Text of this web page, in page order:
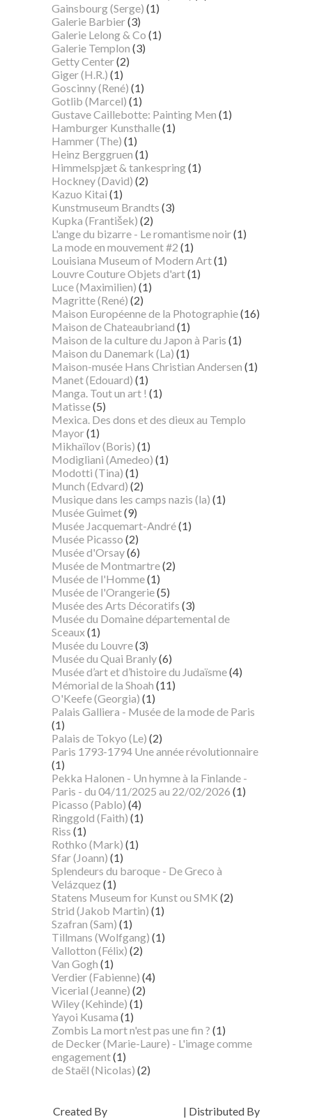
Gainsbourg (Serge) (1)
Galerie Barbier(3)
Galerie Lelong & Co (1)
Galerie Templon (3)
Getty Center(2)
Giger (H.R.) (1)
Goscinny (René) (1)
Gotlib (Marcel) (1)
Gustave Caillebotte: Painting Men (1)
Hamburger Kunsthalle(1)
Hammer (The) (1)
Heinz Berggruen (1)
Himmelspjæt & tankespring(1)
Hockney (David) (2)
Kazuo Kitai (1)
Kunstmuseum Brandts (3)
Kupka (František) (2)
L'ange du bizarre - Le romantisme noir(1)
La mode en mouvement #2 (1)
Louisiana Museum of Modern Art(1)
Louvre Couture Objets d'art(1)
Luce (Maximilien) (1)
Magritte (René) (2)
Maison Européenne de la Photographie(16)
Maison de Chateaubriand (1)
Maison de la culture du Japon à Paris (1)
Maison du Danemark (La) (1)
Maison-musée Hans Christian Andersen (1)
Manet (Edouard) (1)
Manga. Tout un art ! (1)
Matisse(5)
Mexica. Des dons et des dieux au Templo
Mayor(1)
Mikhaïlov (Boris) (1)
Modigliani (Amedeo) (1)
Modotti (Tina) (1)
Munch (Edvard) (2)
Musique dans les camps nazis (la) (1)
Musée Guimet(9)
Musée Jacquemart-André(1)
Musée Picasso (2)
Musée d'Orsay(6)
Musée de Montmartre(2)
Musée de l'Homme(1)
Musée de l'Orangerie(5)
Musée des Arts Décoratifs (3)
Musée du Domaine départemental de
Sceaux(1)
Musée du Louvre(3)
Musée du Quai Branly(6)
Musée d’art et d’histoire du Judaïsme(4)
Mémorial de la Shoah (11)
O'Keefe (Georgia) (1)
Palais Galliera - Musée de la mode de Paris
(1)
Palais de Tokyo (Le) (2)
Paris 1793-1794 Une année révolutionnaire
(1)
Pekka Halonen - Un hymne à la Finlande -
Paris - du 04/11/2025 au 22/02/2026 (1)
Picasso (Pablo) (4)
Ringgold (Faith) (1)
Riss (1)
Rothko (Mark) (1)
Sfar (Joann) (1)
Splendeurs du baroque - De Greco à
Velázquez (1)
Statens Museum for Kunst ou SMK (2)
Strid (Jakob Martin) (1)
Szafran (Sam) (1)
Tillmans (Wolfgang) (1)
Vallotton (Félix) (2)
Van Gogh (1)
Verdier (Fabienne) (4)
Vicerial (Jeanne) (2)
Wiley (Kehinde) (1)
Yayoi Kusama (1)
Zombis La mort n'est pas une fin ? (1)
de Decker (Marie-Laure) - L'image comme
engagement(1)
de Staël (Nicolas) (2)
Created By
| Distributed By